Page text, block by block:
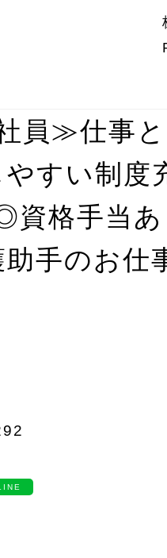
員≫仕事と
すい制度
格手当あ
手のお仕